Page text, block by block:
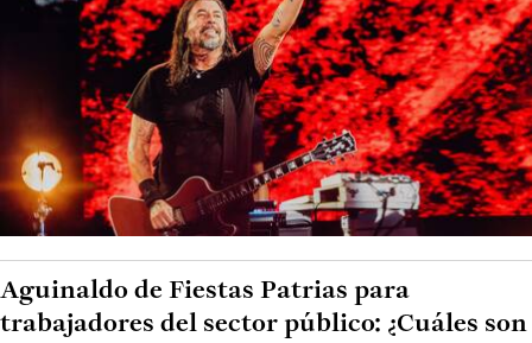
Aguinaldo de Fiestas Patrias para
trabajadores del sector público: ¿Cuáles son